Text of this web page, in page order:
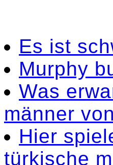
Es ist
Murphy
Was
männer
Hier
türkische